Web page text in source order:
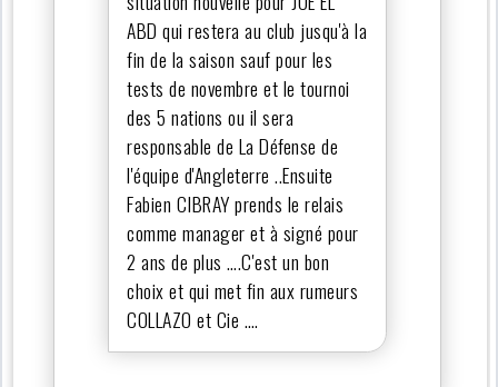
ABD qui restera au club jusqu'à la
fin de la saison sauf pour les
tests de novembre et le tournoi
des 5 nations ou il sera
responsable de La Défense de
l'équipe d'Angleterre ..Ensuite
Fabien CIBRAY prends le relais
comme manager et à signé pour
2 ans de plus ….C'est un bon
choix et qui met fin aux rumeurs
COLLAZO et Cie ….